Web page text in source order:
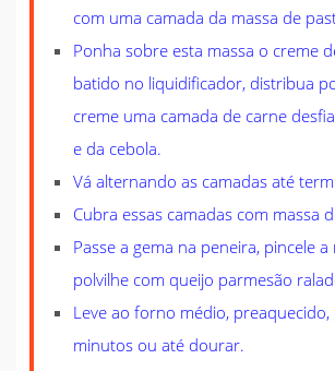
com uma camada da massa de
Ponha sobre esta massa o creme
batido no liquidificador, distribua
creme uma camada de carne
e da cebola.
Vá alternando as camadas até
Cubra essas camadas com massa
Passe a gema na peneira, pincele a
polvilhe com queijo parmesão
Leve ao forno médio,
minutos ou até dourar.